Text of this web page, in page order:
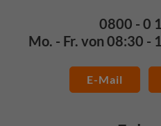
0800 - 0
Mo. - Fr. von 08:30 -
E-Mail